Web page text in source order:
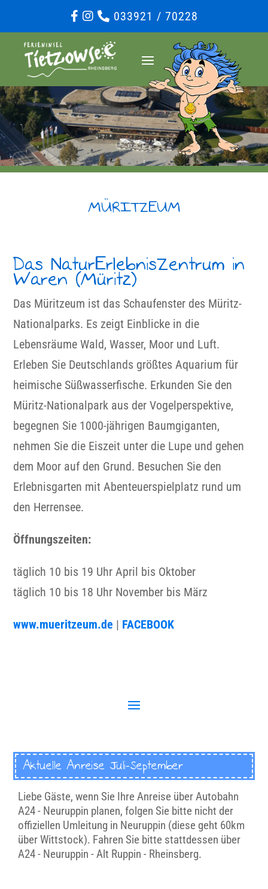
033921 / 70228
MÜRITZEUM
Das NaturErlebnisZentrum in
Waren (Müritz)
Das Müritzeum ist das Schaufenster des Müritz-
Nationalparks. Es zeigt Einblicke in die
Lebensräume Wald, Wasser, Moor und Luft.
Erleben Sie Deutschlands größtes Aquarium für
heimische Süßwasserfische. Erkunden Sie den
Müritz-Nationalpark aus der Vogelperspektive,
begegnen Sie 1000-jährigen Baumgiganten,
nehmen Sie die Eiszeit unter die Lupe und gehen
dem Moor auf den Grund. Besuchen Sie den
Erlebnisgarten mit Abenteuerspielplatz rund um
den Herrensee.
Öffnungszeiten:
täglich 10 bis 19 Uhr April bis Oktober
täglich 10 bis 18 Uhr November bis März
www.mueritzeum.de | FACEBOOK
Aktuelle Anreise Juli-September
Liebe Gäste, wenn Sie Ihre Anreise über Autobahn
A24 - Neuruppin planen, folgen Sie bitte nicht der
offiziellen Umleitung in Neuruppin (diese geht 60km
über Wittstock). Fahren Sie bitte stattdessen über
A24 - Neuruppin - Alt Ruppin - Rheinsberg.